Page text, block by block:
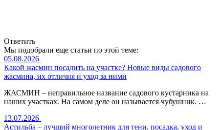
Ответить
Мы подобрали еще статьи по этой теме:
05.08.2026
Какой жасмин посадить на участке? Новые виды садового
жасмина, их отличия и уход за ними
ЖАСМИН – неправильное название садового кустарника на
наших участках. На самом деле он называется чубушник. …
13.07.2026
Астильба – лучший многолетник для тени, посадка, уход и